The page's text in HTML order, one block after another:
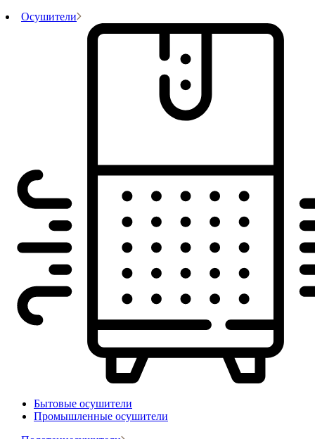
Осушители
Бытовые осушители
Промышленные осушители